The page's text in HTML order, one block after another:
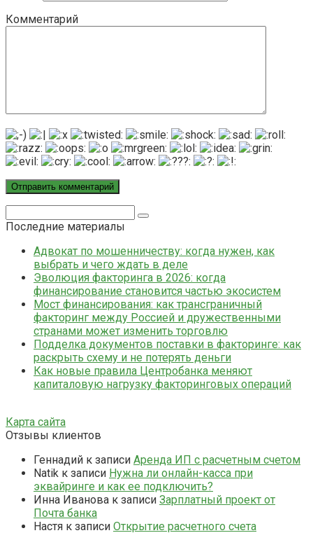
Комментарий
Последние материалы
Адвокат по мошенничеству: когда нужен, как
выбрать и чего ждать в деле
Эволюция факторинга в 2026: когда
финансирование становится частью экосистем
Мост финансирования: как трансграничный
факторинг между Россией и дружественными
странами может изменить торговлю
Подделка документов поставки в факторинге: как
раскрыть схему и не потерять деньги
Как новые правила Центробанка меняют
капиталовую нагрузку факторинговых операций
Карта сайта
Отзывы клиентов
Геннадий к записи Аренда ИП с расчетным счетом
Natik к записи Нужна ли онлайн-касса при
эквайринге и как ее подключить?
Инна Иванова к записи Зарплатный проект от
Почта банка
Настя к записи Открытие расчетного счета